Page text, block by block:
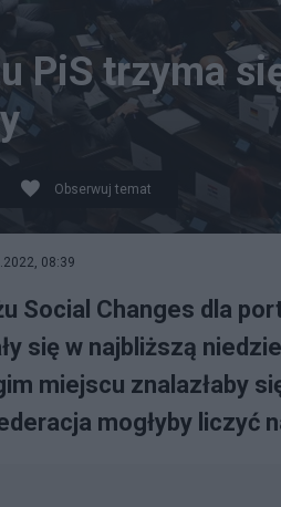
PiS trzyma
Obserwuj temat
08:39
Social Changes dla
się w najbliższą
miejscu znalazłaby
mogłyby liczyć